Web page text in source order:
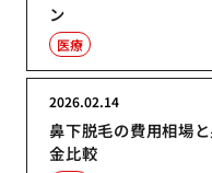
ン
医療
鼻下脱毛の費用相場
金比較
2026.02.14